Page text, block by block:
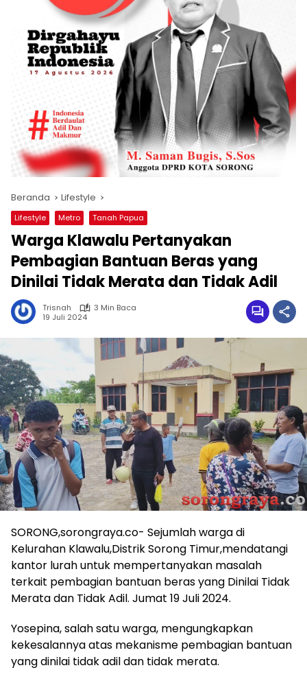
Beranda Lifestyle
Lifestyle Metro Tanah Papua
Warga Klawalu Pertanyakan
Pembagian Bantuan Beras yang
Dinilai Tidak Merata dan Tidak Adil
Trisnah
3 Min Baca
19 Juli 2024
SORONG,sorongraya.co- Sejumlah warga di
Kelurahan Klawalu,Distrik Sorong Timur,mendatangi
kantor lurah untuk mempertanyakan masalah
terkait pembagian bantuan beras yang Dinilai Tidak
Merata dan Tidak Adil. Jumat 19 Juli 2024.
Yosepina, salah satu warga, mengungkapkan
kekesalannya atas mekanisme pembagian bantuan
yang dinilai tidak adil dan tidak merata.